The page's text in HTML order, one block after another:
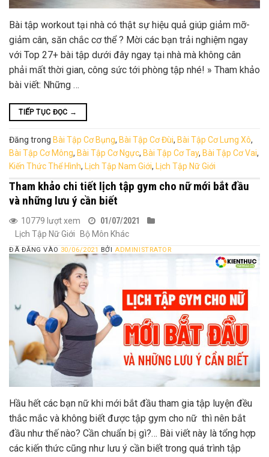
Bài tập workout tại nhà có thật sự hiệu quả giúp giảm mỡ-
giảm cân, săn chắc cơ thể ? Mời các bạn trải nghiệm ngay
với Top 27+ bài tập dưới đây ngay tại nhà mà không cân
phải mất thời gian, công sức tới phòng tập nhé! » Tham khảo
bài viết: Những …
TIẾP TỤC ĐỌC →
Đăng trong Bài Tập Cơ Bụng, Bài Tập Cơ Đùi, Bài Tập Cơ Lưng Xô,
Bài Tập Cơ Mông, Bài Tập Cơ Ngực, Bài Tập Cơ Tay, Bài Tập Cơ Vai,
Kiến Thức Thể Hình, Lịch Tập Nam Giới, Lịch Tập Nữ Giới
Tham khảo chi tiết lịch tập gym cho nữ mới bắt đầu
và những lưu ý cần biết
10779 lượt xem
01/07/2021
Lịch Tập Nữ Giới
Bộ Môn Khác
ĐÃ ĐĂNG VÀO 30/06/2021 BỞIADMINISTRATOR
Hầu hết các bạn nữ khi mới bắt đầu tham gia tập luyện đều
thắc mắc và không biết được tập gym cho nữ thì nên bắt
đầu như thế nào? Cần chuẩn bị gì?… Bài viết này là tổng hợp
các kiến thức cũng như lưu ý cần biết trong quá trình tập